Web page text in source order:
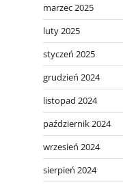
marzec 2025
luty 2025
styczeń 2025
grudzień 2024
listopad 2024
październik 2024
wrzesień 2024
sierpień 2024